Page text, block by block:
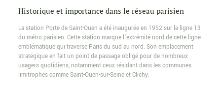
Historique et importance dans le réseau parisien
La station Porte de Saint-Ouen a été inaugurée en 1952 sur la ligne 13
du métro parisien. Cette station marque l’extrémité nord de cette ligne
emblématique qui traverse Paris du sud au nord. Son emplacement
stratégique en fait un point de passage obligé pour de nombreux
usagers quotidiens, notamment ceux résidant dans les communes
limitrophes comme Saint-Ouen-sur-Seine et Clichy.